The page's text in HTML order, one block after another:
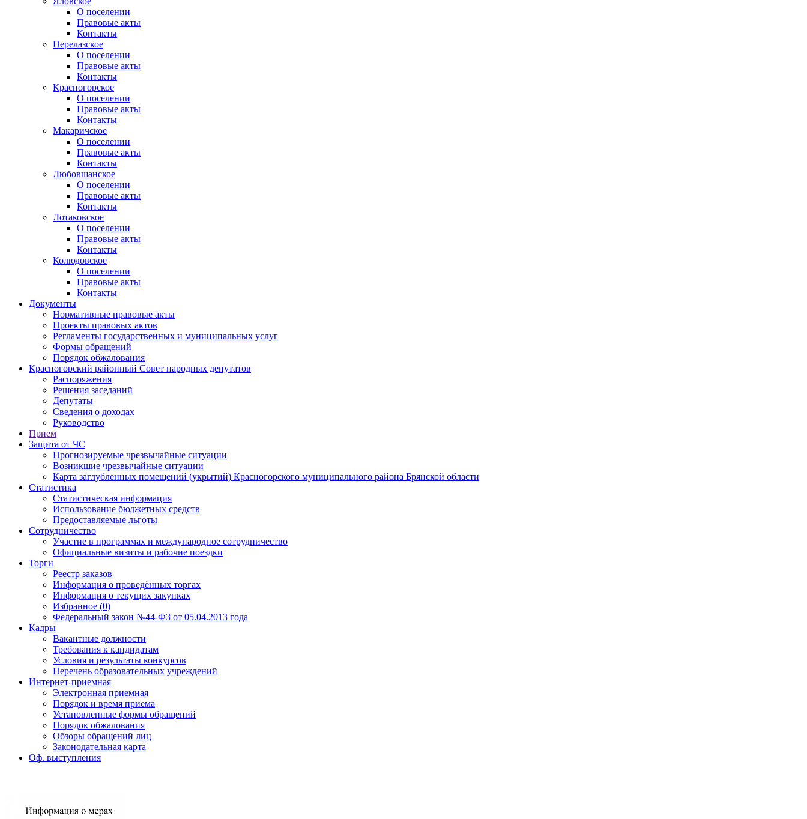
О поселении
Правовые акты
Контакты
Перелазское
О поселении
Правовые акты
Контакты
Красногорское
О поселении
Правовые акты
Контакты
Макаричское
О поселении
Правовые акты
Контакты
Любовшанское
О поселении
Правовые акты
Контакты
Лотаковское
О поселении
Правовые акты
Контакты
Колюдовское
О поселении
Правовые акты
Контакты
Документы
Нормативные правовые акты
Проекты правовых актов
Регламенты государственных и муниципальных услуг
Формы обращений
Порядок обжалования
Красногорский районный Совет народных депутатов
Распоряжения
Решения заседаний
Депутаты
Сведения о доходах
Руководство
Прием
Защита от ЧС
Прогнозируемые чрезвычайные ситуации
Возникшие чрезвычайные ситуации
Карта заглубленных помещений (укрытий) Красногорского муниципального района Брянской области
Статистика
Статистическая информация
Использование бюджетных средств
Предоставляемые льготы
Сотрудничество
Участие в программах и международное сотрудничество
Официальные визиты и рабочие поездки
Торги
Реестр заказов
Информация о проведённых торгах
Информация о текущих закупках
Избранное (0)
Федеральный закон №44-ФЗ от 05.04.2013 года
Кадры
Вакантные должности
Требования к кандидатам
Условия и результаты конкурсов
Перечень образовательных учреждений
Интернет-приемная
Электронная приемная
Порядок и время приема
Установленные формы обращений
Порядок обжалования
Обзоры обращений лиц
Законодательная карта
Оф. выступления